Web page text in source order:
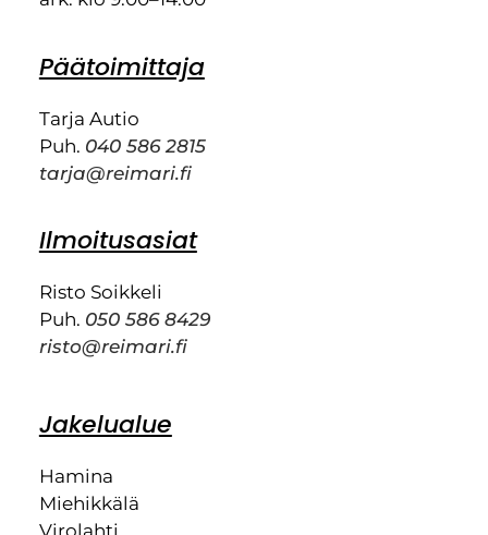
Päätoimittaja
Tarja Autio
Puh. 040 586 2815
tarja@reimari.fi
Ilmoitusasiat
Risto Soikkeli
Puh. 050 586 8429
risto@reimari.fi
Jakelualue
Hamina
Miehikkälä